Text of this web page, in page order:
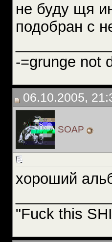
не буду щя
подобран с
-=grunge not
06.10.2005,
SOAP
хороший
"Fuck this